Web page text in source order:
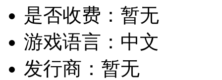
是否收费： 暂无
游戏语言： 中文
发行商： 暂无